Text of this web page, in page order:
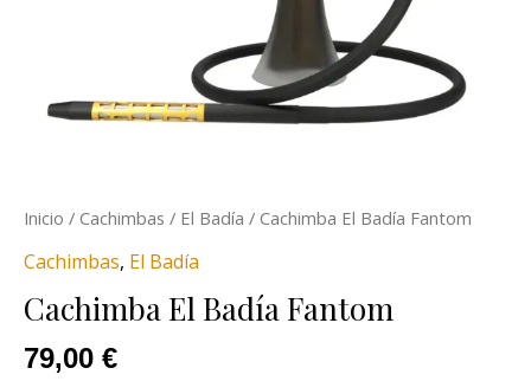
Inicio / Cachimbas / El Badía / Cachimba El Badía Fantom
Cachimbas, El Badía
Cachimba El Badía Fantom
79,00 €